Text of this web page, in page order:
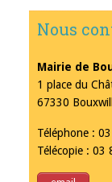
Nous
Mairie de
1 place du
67330
Téléphone :
Télécopie : 03